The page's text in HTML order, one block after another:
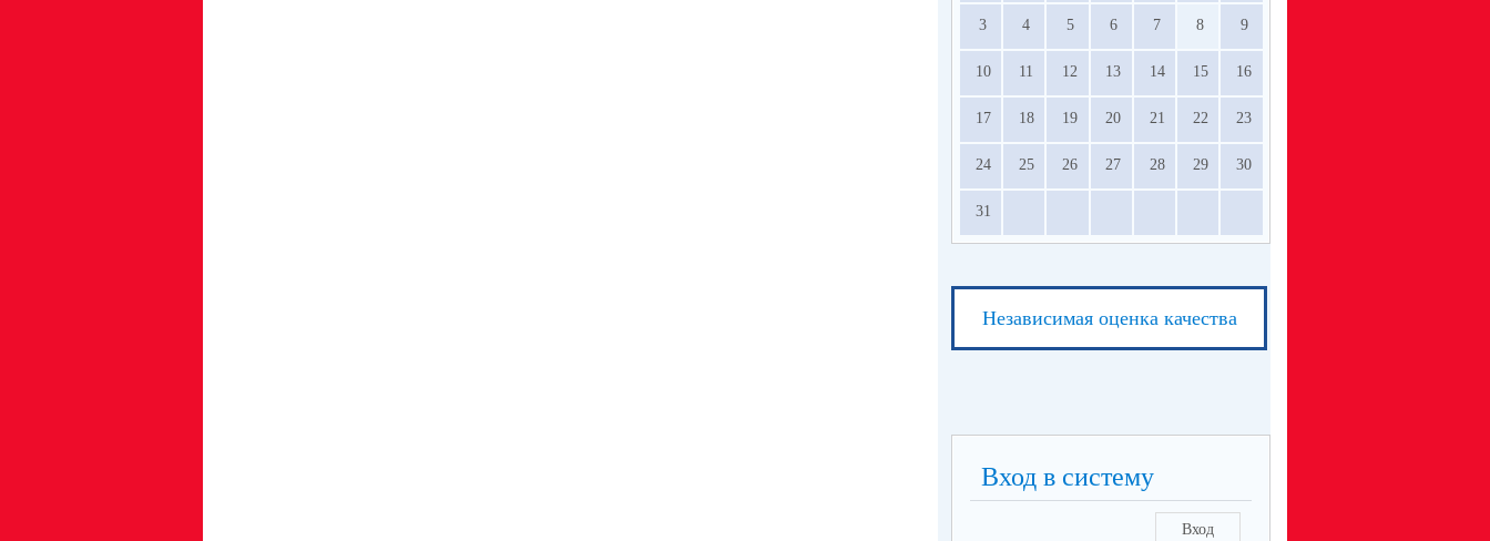
3 4 5 6 7 8 9
10 11 12 13 14 15 16
17 18 19 20 21 22 23
24 25 26 27 28 29 30
31
Независимая оценка качества
Вход в систему
Вход